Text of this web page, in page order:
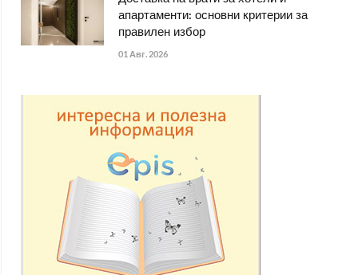
апартаменти: основни критерии за
правилен избор
01 Авг. 2026